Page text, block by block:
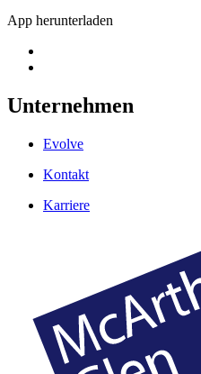
App herunterladen
Unternehmen
Evolve
Kontakt
Karriere